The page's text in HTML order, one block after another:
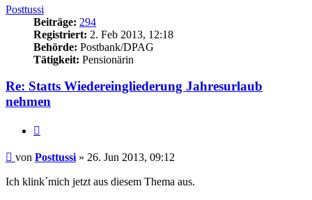
Posttussi
Beiträge: 294
Registriert: 2. Feb 2013, 12:18
Behörde: Postbank/DPAG
Tätigkeit: Pensionärin
Re: Statts Wiedereingliederung Jahresurlaub
nehmen
Beitrag
von Posttussi » 26. Jun 2013, 09:12
Ich klink´mich jetzt aus diesem Thema aus.